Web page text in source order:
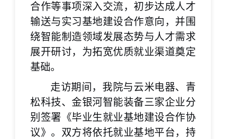
合作等事项深入交流，初步达成人才
输送与实习基地建设合作意向，并围
绕智能制造领域发展态势与人才需求
展开研讨，为拓宽优质就业渠道奠定
基础。
走访期间，我院与云米电器、青
松科技、金银河智能装备三家企业分
别签署《毕业生就业基地建设合作协
议》。双方将依托就业基地平台，持